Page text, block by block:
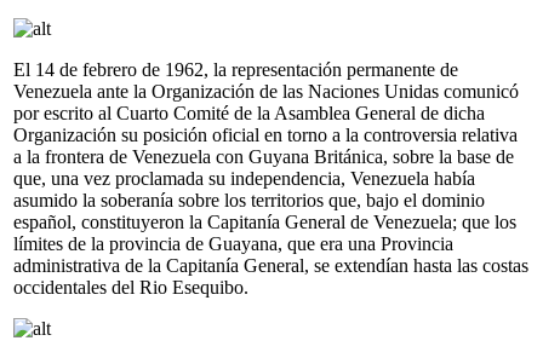
El 14 de febrero de 1962, la representación permanente de
Venezuela ante la Organización de las Naciones Unidas comunicó
por escrito al Cuarto Comité de la Asamblea General de dicha
Organización su posición oficial en torno a la controversia relativa
a la frontera de Venezuela con Guyana Británica, sobre la base de
que, una vez proclamada su independencia, Venezuela había
asumido la soberanía sobre los territorios que, bajo el dominio
español, constituyeron la Capitanía General de Venezuela; que los
límites de la provincia de Guayana, que era una Provincia
administrativa de la Capitanía General, se extendían hasta las costas
occidentales del Rio Esequibo.